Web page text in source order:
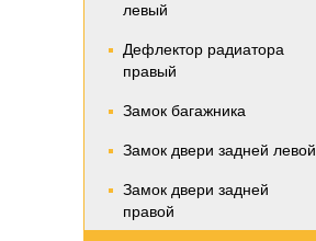
левый
Дефлектор радиатора
правый
Замок багажника
Замок двери задней левой
Замок двери задней
правой